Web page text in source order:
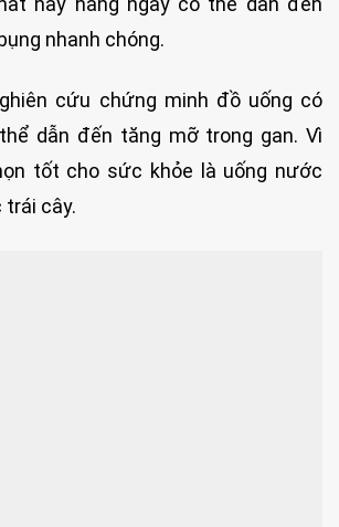
nhanh chóng.
cứu chứng minh đồ uống có
dẫn đến tăng mỡ trong gan. Vì
tốt cho sức khỏe là uống nước
trái cây.